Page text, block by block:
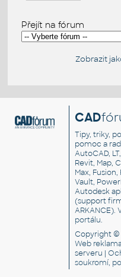
Přejít na fórum
Zobrazit
CAD
Tipy, triky,
pomoc a
AutoCAD,
Revit, Map,
Max, Fusion,
Vault,
Autodesk
(support
ARKANCE).
portálu.
Copyright ©
Web
serveru |
soukromí,